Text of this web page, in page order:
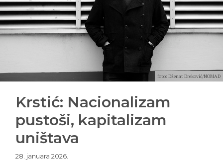
foto: Dženat Dreković/NOMAD
Krstić: Nacionalizam
pustoši, kapitalizam
uništava
28. januara 2026.